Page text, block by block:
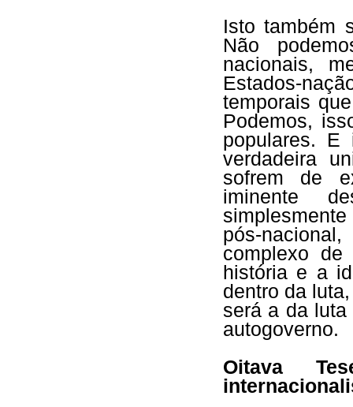
Isto também
Não
nacionais,
Estados-
temporais
Podemos,
populares.
verdadeira
sofrem de
iminente
pós-
complexo
história e a
dentro da
será a da
autogoverno.
Oitava